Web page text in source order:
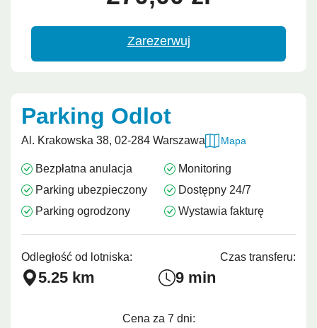
Zarezerwuj
Parking Odlot
Al. Krakowska 38, 02-284 Warszawa Mapa
Bezpłatna anulacja
Parking ubezpieczony
Parking ogrodzony
Monitoring
Dostępny 24/7
Wystawia fakturę
Odległość od lotniska:
5.25 km
Czas transferu:
9 min
Cena za 7 dni: